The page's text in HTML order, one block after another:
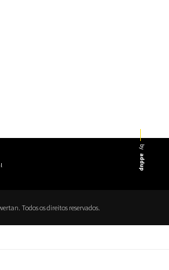
by
addup
Todos os direitos reservados.